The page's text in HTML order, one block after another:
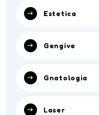
Estetica
Gengive
Gnatologia
Laser